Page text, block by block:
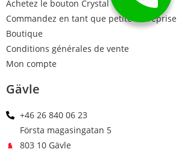
Achetez le bouton Crystal
Commandez en tant que petite entreprise
Boutique
Conditions générales de vente
Mon compte
Gävle
+46 26 840 06 23
Första magasingatan 5
803 10 Gävle